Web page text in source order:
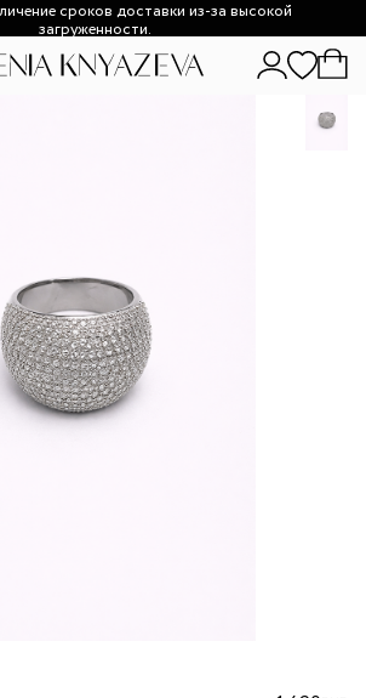
сроков доставки из-за высокой
загруженности.